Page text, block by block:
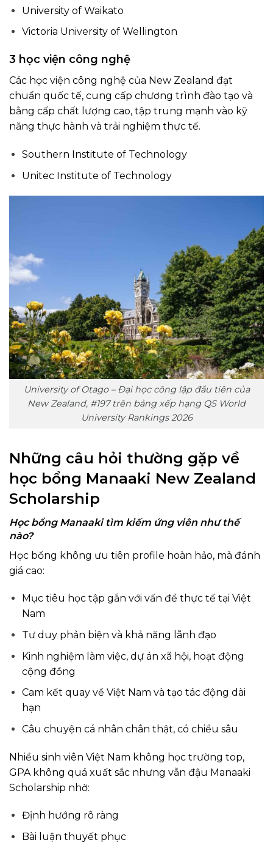
University of Waikato
Victoria University of Wellington
3 học viện công nghệ
Các học viện công nghệ của New Zealand đạt
chuẩn quốc tế, cung cấp chương trình đào tạo và
bằng cấp chất lượng cao, tập trung mạnh vào kỹ
năng thực hành và trải nghiệm thực tế.
Southern Institute of Technology
Unitec Institute of Technology
University of Otago – Đại học công lập đầu tiên của
New Zealand, #197 trên bảng xếp hạng QS World
University Rankings 2026
Những câu hỏi thường gặp về
học bổng Manaaki New Zealand
Scholarship
Học bổng Manaaki tìm kiếm ứng viên như thế
nào?
Học bổng không ưu tiên profile hoàn hảo, mà đánh
giá cao:
Mục tiêu học tập gắn với vấn đề thực tế tại Việt
Nam
Tư duy phản biện và khả năng lãnh đạo
Kinh nghiệm làm việc, dự án xã hội, hoạt động
cộng đồng
Cam kết quay về Việt Nam và tạo tác động dài
hạn
Câu chuyện cá nhân chân thật, có chiều sâu
Nhiều sinh viên Việt Nam không học trường top,
GPA không quá xuất sắc nhưng vẫn đậu Manaaki
Scholarship nhờ:
Định hướng rõ ràng
Bài luận thuyết phục